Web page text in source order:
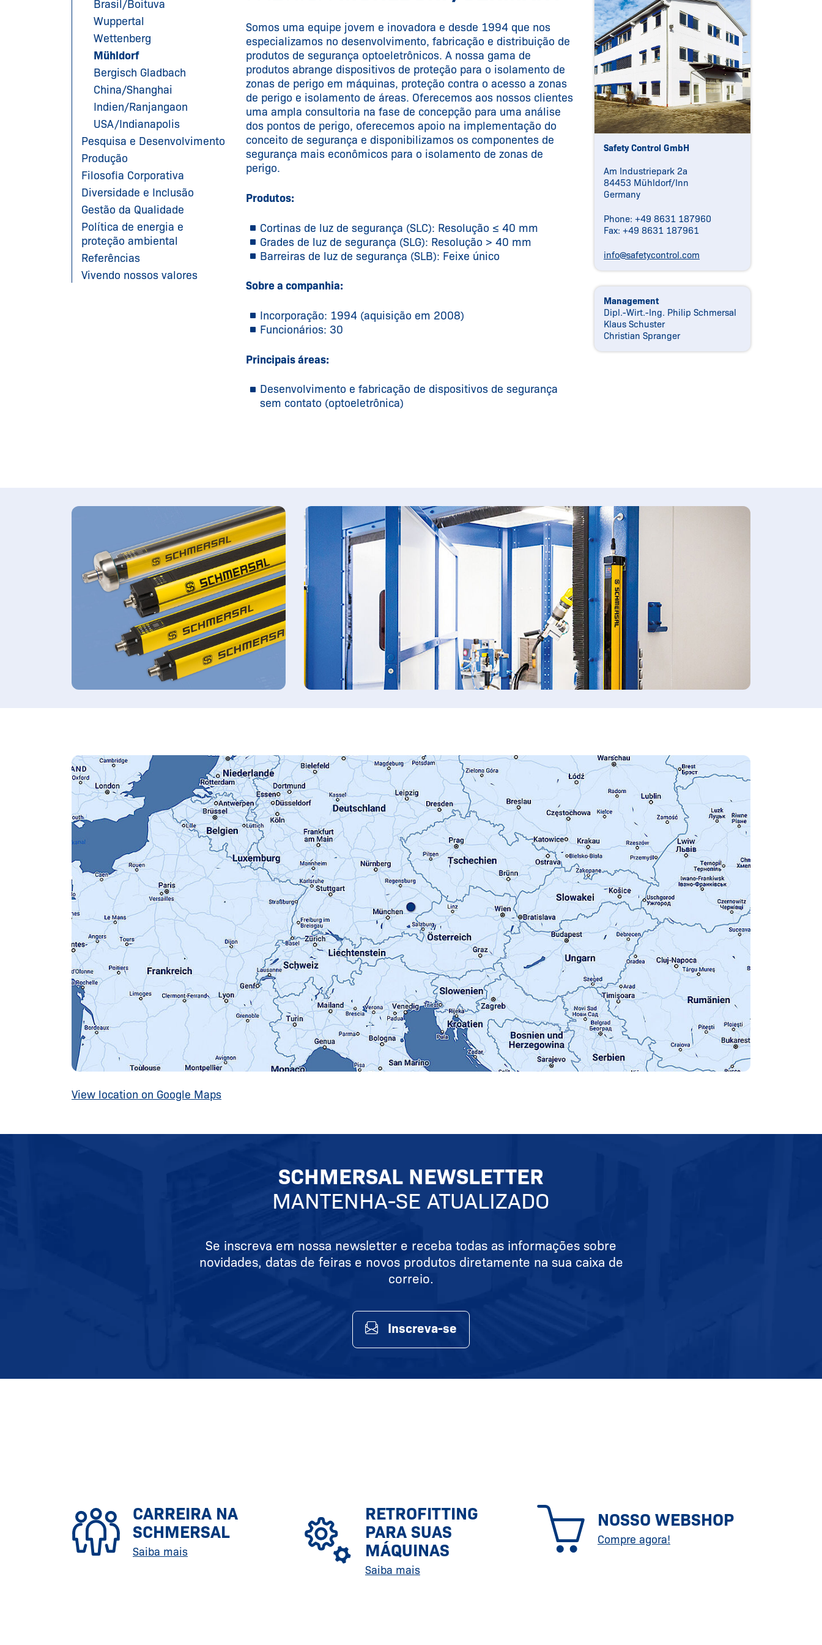
Brasil/Boituva
Wuppertal
Wettenberg
Mühldorf
Bergisch Gladbach
China/Shanghai
Indien/Ranjangaon
USA/Indianapolis
Pesquisa e Desenvolvimento
Produção
Filosofia Corporativa
Diversidade e Inclusão
Gestão da Qualidade
Política de energia e
proteção ambiental
Referências
Vivendo nossos valores
Somos uma equipe jovem e inovadora e desde 1994 que nos
especializamos no desenvolvimento, fabricação e distribuição de
produtos de segurança optoeletrônicos. A nossa gama de
produtos abrange dispositivos de proteção para o isolamento de
zonas de perigo em máquinas, proteção contra o acesso a zonas
de perigo e isolamento de áreas. Oferecemos aos nossos clientes
uma ampla consultoria na fase de concepção para uma análise
dos pontos de perigo, oferecemos apoio na implementação do
conceito de segurança e disponibilizamos os componentes de
segurança mais econômicos para o isolamento de zonas de
perigo.
Produtos:
Cortinas de luz de segurança (SLC): Resolução ≤ 40 mm
Grades de luz de segurança (SLG): Resolução > 40 mm
Barreiras de luz de segurança (SLB): Feixe único
Sobre a companhia:
Incorporação: 1994 (aquisição em 2008)
Funcionários: 30
Principais áreas:
Desenvolvimento e fabricação de dispositivos de segurança
sem contato (optoeletrônica)
Safety Control GmbH
Am Industriepark 2a
84453 Mühldorf/Inn
Germany
Phone: +49 8631 187960
Fax: +49 8631 187961
info@safetycontrol.com
Management
Dipl.-Wirt.-Ing. Philip Schmersal
Klaus Schuster
Christian Spranger
View location on Google Maps
SCHMERSAL NEWSLETTER
MANTENHA-SE ATUALIZADO
Se inscreva em nossa newsletter e receba todas as informações sobre
novidades, datas de feiras e novos produtos diretamente na sua caixa de
correio.
Inscreva-se
CARREIRA NA
SCHMERSAL
Saiba mais
RETROFITTING
PARA SUAS
MÁQUINAS
Saiba mais
NOSSO WEBSHOP
Compre agora!